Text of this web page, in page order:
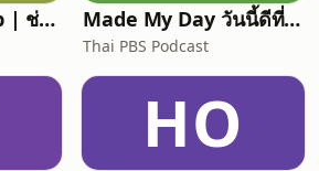
Change The Map | ช่วงอธิษฐาน | ภาษาไทย Made My Day วันนี้ดีที่สุด
Thai PBS Podcast
HO